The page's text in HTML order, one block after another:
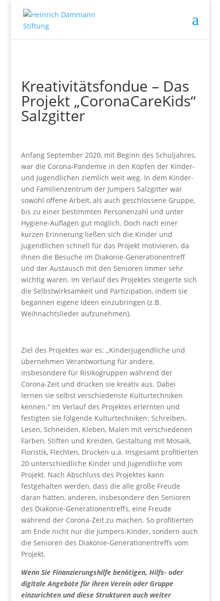
Kreativitätsfondue – Das
Projekt „CoronaCareKids“
Salzgitter
Anfang September 2020, mit Beginn des Schuljahres,
war die Corona-Pandemie in den Köpfen der Kinder-
und Jugendlichen ziemlich weit weg. In dem Kinder-
und Familienzentrum der Jumpers Salzgitter war
sowohl offene Arbeit, als auch geschlossene Gruppe,
bis zu einer bestimmten Personenzahl und unter
Hygiene-Auflagen gut möglich. Doch nach einer
kurzen Erinnerung ließen sich die Kinder und
Jugendlichen schnell für das Projekt motivieren, da
ihnen die Besuche im Diakonie-Generationentreff
und der Austausch mit den Senioren immer sehr
wichtig waren. Im Verlauf des Projektes steigerte sich
die Selbstwirksamkeit und Partizipation, indem sie
begannen eigene Ideen einzubringen (z.B.
Weihnachtslieder aufzunehmen).
Ziel des Projektes war es: „Kinderjugendliche und
übernehmen Verantwortung für andere,
insbesondere für Risikogruppen während der
Corona-Zeit und drücken sie kreativ aus. Dabei
lernen sie selbst verschiedenste Kulturtechniken
kennen.“ Im Verlauf des Projektes erlernten und
festigten sie folgende Kulturtechniken: Schreiben,
Lesen, Schneiden, Kleben, Malen mit verschiedenen
Farben, Stiften und Kreiden, Gestaltung mit Mosaik,
Floristik, Flechten, Drucken u.a. Insgesamt profitierten
20 unterschiedliche Kinder und Jugendliche vom
Projekt. Nach Abschluss des Projektes kann
festgehalten werden, dass die alle große Freude
daran hatten, anderen, insbesondere den Senioren
des Diakonie-Generationentreffs, eine Freude
während der Corona-Zeit zu machen. So profitierten
am Ende nicht nur die Jumpers-Kinder, sondern auch
die Senioren des Diakonie-Generationentreffs vom
Projekt.
Wenn Sie Finanzierungshilfe benötigen, Hilfs- oder
digitale Angebote für ihren Verein oder Gruppe
einzurichten und diese Strukturen auch weiter